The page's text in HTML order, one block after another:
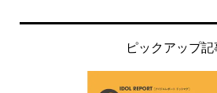
ピックアップ記